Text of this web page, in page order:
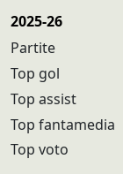
2025-26
Partite
Top gol
Top assist
Top fantamedia
Top voto